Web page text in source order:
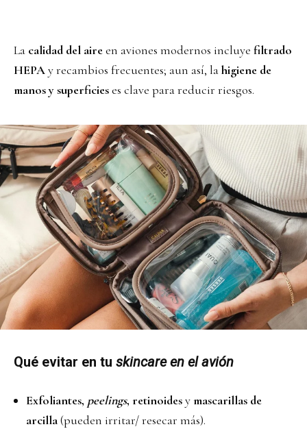
La calidad del aireen aviones modernos incluye filtrado
HEPAy recambios frecuentes; aun así, lahigiene de
manos y superficieses clave para reducir riesgos.
Qué evitar en tu skincare en el avión
Exfoliantes, peelings, retinoidesymascarillas de
arcilla(pueden irritar/ resecar más).